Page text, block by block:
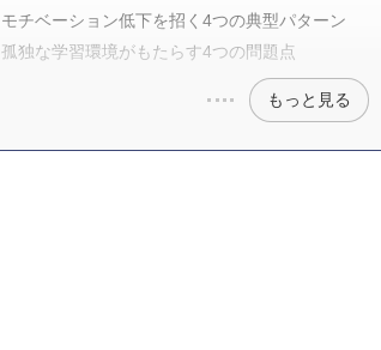
モチベーション低下を招く4つの典型パターン
孤独な学習環境がもたらす4つの問題点
もっと見る